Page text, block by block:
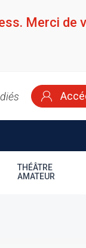
Merci de
THÉÂTRE
AMATEUR